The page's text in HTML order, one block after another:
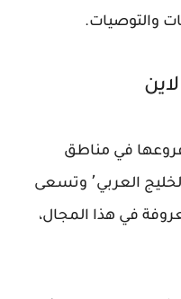
والتوصيات.
في مناطق
مختلفة حول العالم خاصة دول الخليج العربي٬ وتسعى
في هذا المجال،